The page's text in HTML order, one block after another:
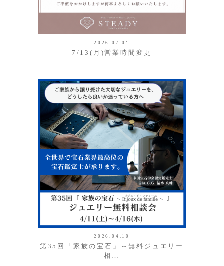
2026.07.01
7/13(月)営業時間変更
2026.04.10
第35回「家族の宝石」～無料ジュエリー
相…